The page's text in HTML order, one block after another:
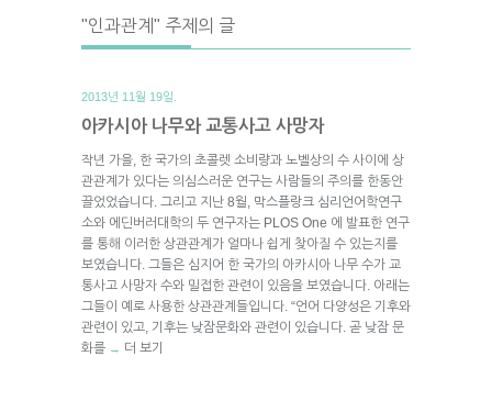
"인과관계" 주제의 글
2013년 11월 19일.
아카시아 나무와 교통사고 사망자
작년 가을, 한 국가의 초콜렛 소비량과 노벨상의 수 사이에 상
관관계가 있다는 의심스러운 연구는 사람들의 주의를 한동안
끌었었습니다. 그리고 지난 8월, 막스플랑크 심리언어학연구
소와 에딘버러대학의 두 연구자는 PLOS One 에 발표한 연구
를 통해 이러한 상관관계가 얼마나 쉽게 찾아질 수 있는지를
보였습니다. 그들은 심지어 한 국가의 아카시아 나무 수가 교
통사고 사망자 수와 밀접한 관련이 있음을 보였습니다. 아래는
그들이 예로 사용한 상관관계들입니다. “언어 다양성은 기후와
관련이 있고, 기후는 낮잠문화와 관련이 있습니다. 곧 낮잠 문
화를 → 더 보기